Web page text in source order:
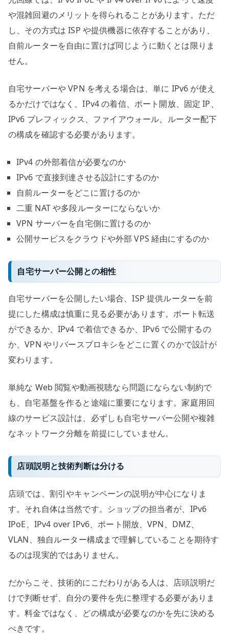
や混雑回避のメリットを得られることがあります。ただ
し、その方式は ISP や提供機器に依存することがあり、
自前ルーターを自由に置けば同じように動くとは限りま
せん。
自宅サーバーや VPN を考える場合は、単に IPv6 が使え
るかだけではなく、IPv4 の着信、ポート開放、固定 IP、
IPv6 プレフィックス、ファイアウォール、ルーター配下
の構成を確認する必要があります。
IPv4 の外部着信が必要なのか
IPv6 で直接到達させる設計にするのか
自前ルーターをどこに置けるのか
二重 NAT や多段ルーターにならないか
VPN サーバーを自宅側に置けるのか
公開サービスをクラウドや外部 VPS 経由にするのか
自宅サーバー公開との相性
自宅サーバーを公開したい場合、ISP 提供ルーターを前
提にした構成は慎重に見る必要があります。ポート転送
ができるか、IPv4 で着信できるか、IPv6 で公開するの
か、VPN やリバースプロキシをどこに置くのかで設計が
変わります。
単純な Web 閲覧や動画視聴なら問題にならない制約で
も、自宅基盤を作ると途端に重要になります。家庭用回
線のサービス設計は、必ずしも自宅サーバー公開や複雑
なネットワーク分離を前提にしていません。
店頭説明と技術判断は分ける
店頭では、割引やキャンペーンの説明が中心になりま
す。それ自体は当然です。ショップの担当者が、IPv6
IPoE、IPv4 over IPv6、ポート開放、VPN、DMZ、
VLAN、独自ルーター構成まで理解していることを期待す
るのは現実的ではありません。
だからこそ、技術的にこだわりがある人は、店頭説明だ
けで判断せず、自分の要件を先に整理する必要がありま
す。料金ではなく、どの構成が必要なのかを先に決める
べきです。